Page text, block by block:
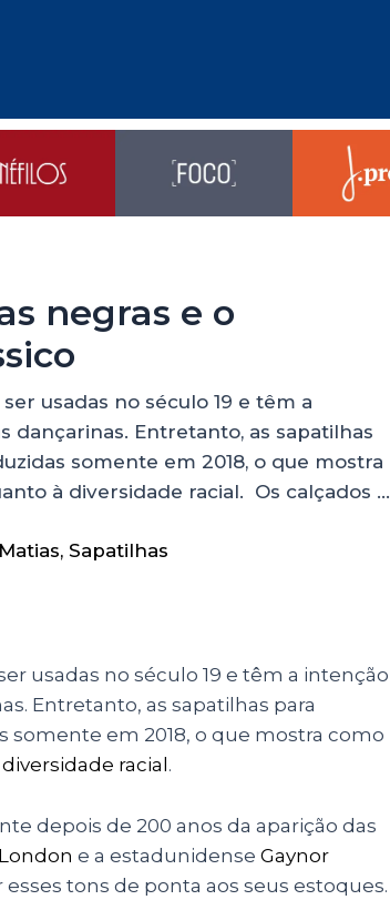
negras e o
usadas no século 19 e têm a
dançarinas. Entretanto, as sapatilhas
somente em 2018, o que mostra
à diversidade racial. Os calçados …
, Sapatilhas
usadas no século 19 e têm a intenção
Entretanto, as sapatilhas para
somente em 2018, o que mostra como
diversidade racial .
depois de 200 anos da aparição das
e a estadunidense Gaynor
tons de ponta aos seus estoques.